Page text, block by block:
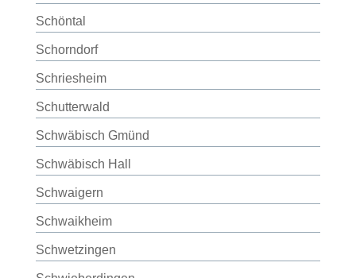
Schöntal
Schorndorf
Schriesheim
Schutterwald
Schwäbisch Gmünd
Schwäbisch Hall
Schwaigern
Schwaikheim
Schwetzingen